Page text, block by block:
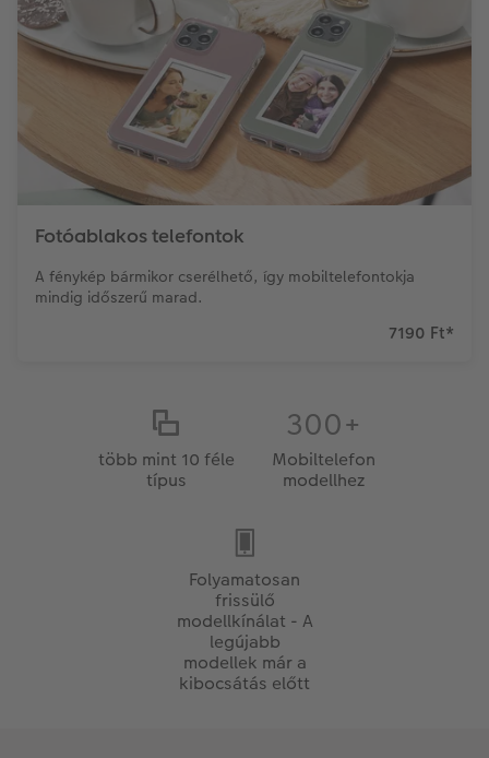
Fotóablakos telefontok
A fénykép bármikor cserélhető, így mobiltelefontokja
mindig időszerű marad.
7190 Ft*
több mint 10 féle
típus
300+
Mobiltelefon
modellhez
Folyamatosan
frissülő
modellkínálat - A
legújabb
modellek már a
kibocsátás előtt